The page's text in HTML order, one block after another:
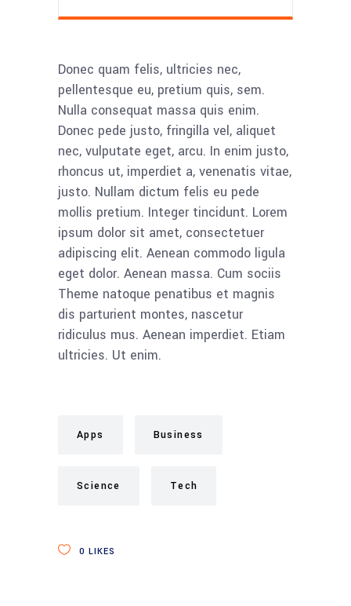
Donec quam felis, ultricies nec,
pellentesque eu, pretium quis, sem.
Nulla consequat massa quis enim.
Donec pede justo, fringilla vel, aliquet
nec, vulputate eget, arcu. In enim justo,
rhoncus ut, imperdiet a, venenatis vitae,
justo. Nullam dictum felis eu pede
mollis pretium. Integer tincidunt. Lorem
ipsum dolor sit amet, consectetuer
adipiscing elit. Aenean commodo ligula
eget dolor. Aenean massa. Cum sociis
Theme natoque penatibus et magnis
dis parturient montes, nascetur
ridiculus mus. Aenean imperdiet. Etiam
ultricies. Ut enim.
Apps Business
Science Tech
0 LIKES